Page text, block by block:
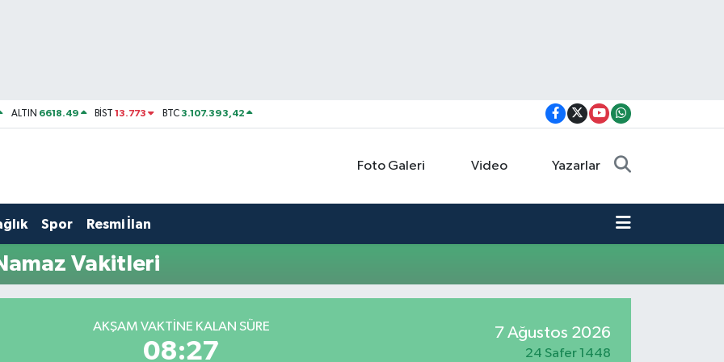
ALTIN 6618.49 BİST13.773 BTC3.107.393,42
Foto Galeri Video Yazarlar
Spor Resmi İlan
Vakitleri
AKŞAM VAKTINE KALAN SÜRE
08:27
7 Ağustos 2026
24 Safer 1448